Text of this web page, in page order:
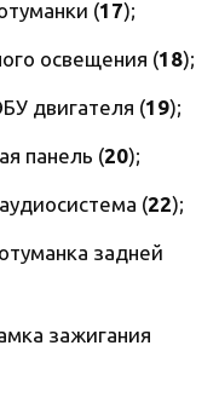
(17);
освещения (18);
двигателя (19);
панель (20);
(22);
задней
зажигания